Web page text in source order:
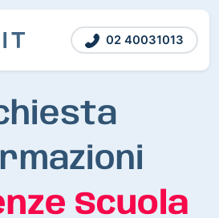
02 40031013
Scuola